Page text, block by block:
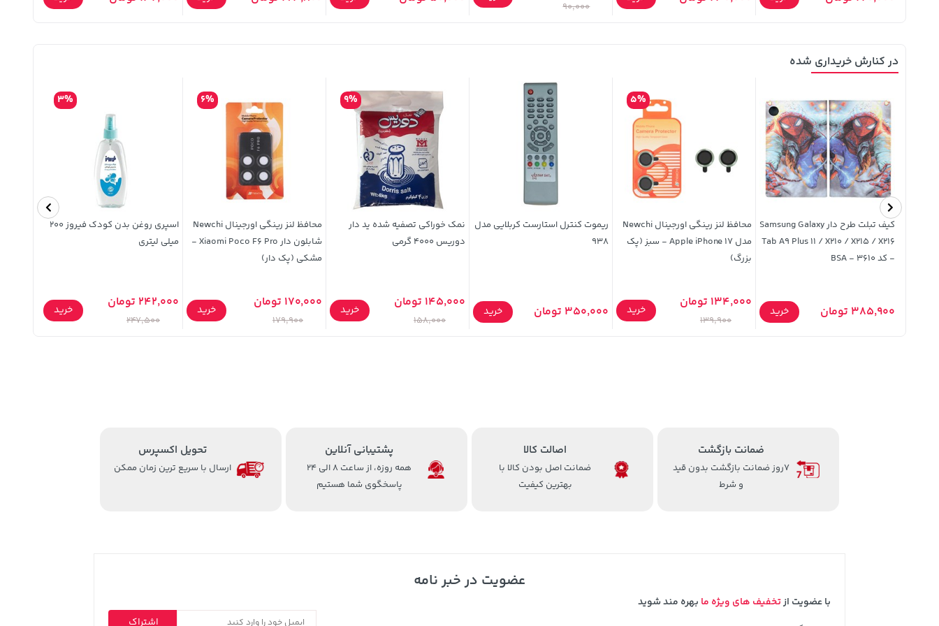
90,000
در کنارش خریداری شده
کیف تبلت طرح دار Samsung Galaxy
Tab A9 Plus 11 / X210 / X215 / X216
- کد 3610 - BSA
385,900 تومان خرید
محافظ لنز رینگی اورجینال Newchi
مدل Apple iPhone 17 - سبز (پک
بزرگ)
5%
134,000 تومان
139,900
خرید
ریموت کنترل استارست کربلایی مدل
938
350,000 تومان خرید
نمک خوراکی تصفیه شده ید دار
دوریس 4000 گرمی
9%
145,000 تومان
158,000
خرید
محافظ لنز رینگی اورجینال Newchi
شابلون دار Xiaomi Poco F6 Pro -
مشکی (پک دار)
6%
170,000 تومان
179,900
خرید
اسپری روغن بدن کودک فیروز 200
میلی لیتری
3%
242,000 تومان
247,500
خرید
ضمانت بازگشت
7روز ضمانت بازگشت بدون قید
و شرط
اصالت کالا
ضمانت اصل بودن کالا با
بهترین کیفیت
پشتیبانی آنلاین
همه روزه، از ساعت 8 الی 24
پاسخگوی شما هستیم
تحویل اکسپرس
ارسال با سریع ترین زمان ممکن
عضویت در خبر نامه
با عضویت ازتخفیف های ویژه ما بهره مند شوید
اشتراک